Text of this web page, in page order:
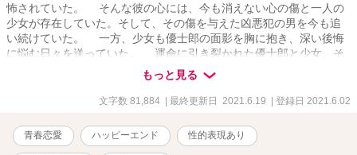
怖されていた。 そんな彼の心には、今も消えない心の傷と一人の
少女が存在していた。そして、その傷を与えた凶悪犯の男を今も追
い続けていた。 一方、少女も優士郎の面影を胸に抱き、深い後悔
に悩む日々を送っていた。 運命に引き裂かれた優士郎と少女。そ
の二人の運命の道が、再び切れない糸に引かれるように一つになろ
もっと見る
文字数 81,884 | 最終更新日 2021.6.19 | 登録日 2021.6.02
青春恋愛 ハッピーエンド 性的表現あり